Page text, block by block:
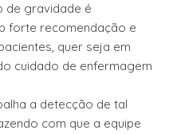
de gravidade é
forte recomendação e
quer seja em
cuidado de enfermagem
a detecção de tal
com que a equipe